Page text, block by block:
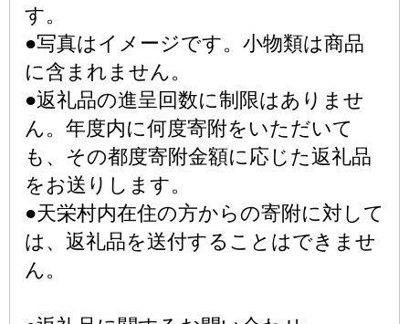
す。
●写真はイメージです。小物類は商品
に含まれません。
●返礼品の進呈回数に制限はありませ
ん。年度内に何度寄附をいただいて
も、その都度寄附金額に応じた返礼品
をお送りします。
●天栄村内在住の方からの寄附に対して
は、返礼品を送付することはできませ
ん。